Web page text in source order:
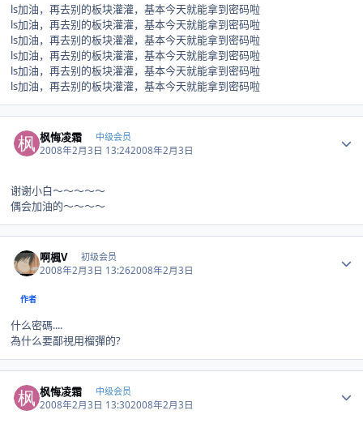
ls加油，再去别的板块灌灌，基本今天就能拿到密码啦
ls加油，再去别的板块灌灌，基本今天就能拿到密码啦
ls加油，再去别的板块灌灌，基本今天就能拿到密码啦
ls加油，再去别的板块灌灌，基本今天就能拿到密码啦
ls加油，再去别的板块灌灌，基本今天就能拿到密码啦
ls加油，再去别的板块灌灌，基本今天就能拿到密码啦
枫悔凌霜 中级会员
2008年2月3日 13:242008年2月3日
谢谢小白～～～～～
偶会加油的～～～～
啊楓V 初级会员
2008年2月3日 13:262008年2月3日
作者
什么密碼....
為什么要鄙視用榴彈的?
枫悔凌霜 中级会员
2008年2月3日 13:302008年2月3日